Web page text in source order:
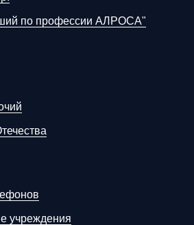
по профессии АЛРОСА"
учреждения